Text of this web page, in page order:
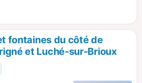
Etrochon) au bâti traditionnel, en
avec son Moulin de Génebrie
Cure du Prieuré de Mazières sur
Cette balade emprunte par moment
des chemins de Compostelle.
fontaines du côté de
et Luché-sur-Brioux